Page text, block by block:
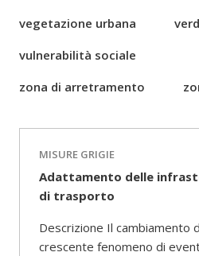
vegetazione urbana
vulnerabilità sociale
zona di arretramento
MISURE GRIGIE
Adattamento delle
di trasporto
Descrizione Il cambiamento
crescente fenomeno di